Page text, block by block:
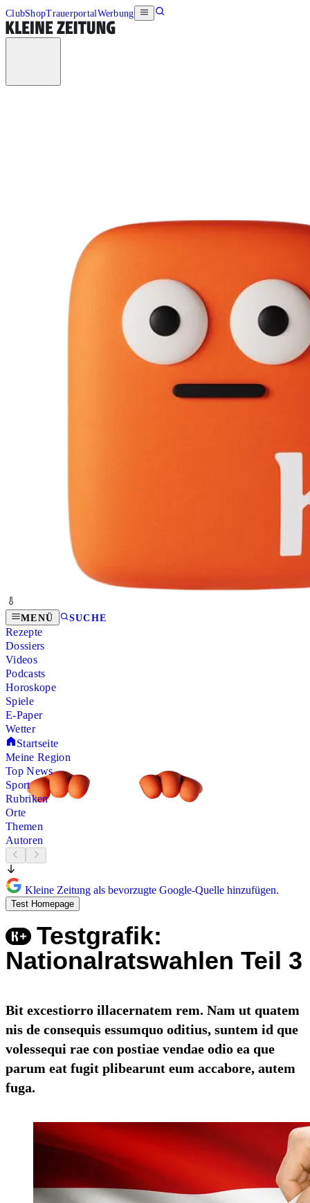
ClubShopTrauerportalWerbung
MENÜ SUCHE
Rezepte
Dossiers
Videos
Podcasts
Horoskope
Spiele
E-Paper
Wetter
Startseite
Meine Region
Top News
Sport
Rubriken
Orte
Themen
Autoren
Kleine Zeitung als bevorzugte Google-Quelle hinzufügen.
Test Homepage
Testgrafik:
Nationalratswahlen Teil 3
Bit excestiorro illacernatem rem. Nam ut quatem
nis de consequis essumquo oditius, suntem id que
volessequi rae con postiae vendae odio ea que
parum eat fugit plibearunt eum accabore, autem
fuga.